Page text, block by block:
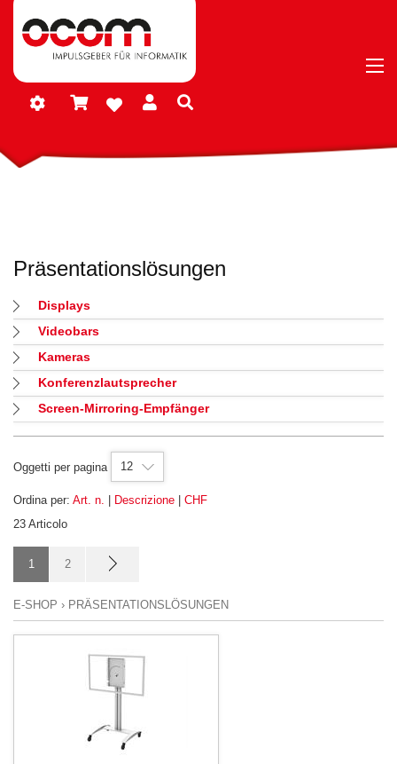
Präsentationslösungen
Displays
Videobars
Kameras
Konferenzlautsprecher
Screen-Mirroring-Empfänger
Oggetti per pagina 12
Ordina per: Art. n. Descrizione
CHF
23 Articolo
1 2
E-SHOP › PRÄSENTATIONSLÖSUNGEN